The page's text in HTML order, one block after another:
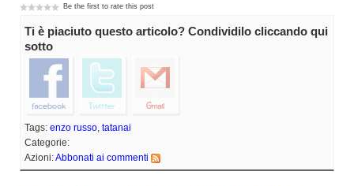
Be the first to rate this post
Ti è piaciuto questo articolo? Condividilo cliccando qui
sotto
Tags: enzo russo, tatanai
Categorie:
Azioni:Abbonati ai commenti